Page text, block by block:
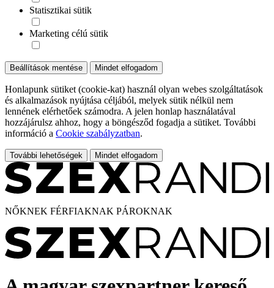
Statisztikai sütik
Marketing célú sütik
Beállítások mentése Mindet elfogadom
Honlapunk sütiket (cookie-kat) használ olyan webes szolgáltatások
és alkalmazások nyújtása céljából, melyek sütik nélkül nem
lennének elérhetőek számodra. A jelen honlap használatával
hozzájárulsz ahhoz, hogy a böngésződ fogadja a sütiket. További
információ a Cookie szabályzatban.
További lehetőségek Mindet elfogadom
NŐKNEK FÉRFIAKNAK PÁROKNAK